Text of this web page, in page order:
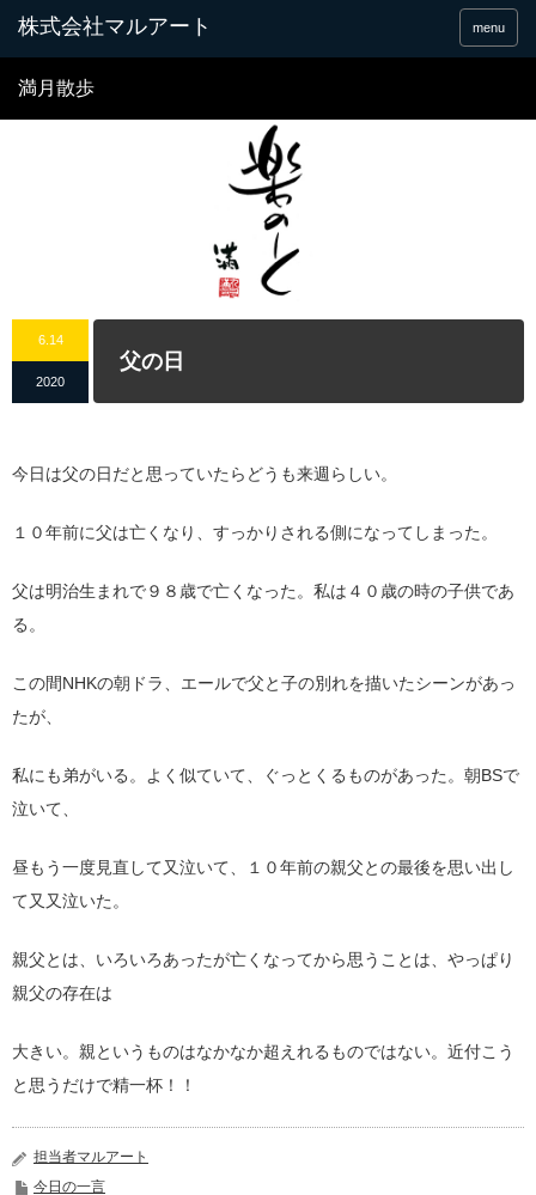
menu
満月散歩
6.14
2020
父の日
今日は父の日だと思っていたらどうも来週らしい。
１０年前に父は亡くなり、すっかりされる側になってしまった。
父は明治生まれで９８歳で亡くなった。私は４０歳の時の子供であ
る。
この間NHKの朝ドラ、エールで父と子の別れを描いたシーンがあっ
たが、
私にも弟がいる。よく似ていて、ぐっとくるものがあった。朝BSで
泣いて、
昼もう一度見直して又泣いて、１０年前の親父との最後を思い出し
て又又泣いた。
親父とは、いろいろあったが亡くなってから思うことは、やっぱり
親父の存在は
大きい。親というものはなかなか超えれるものではない。近付こう
と思うだけで精一杯！！
担当者マルアート
今日の一言